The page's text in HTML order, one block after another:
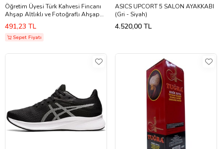
Öğretim Üyesi Türk Kahvesi Fincanı
Ahşap Altlıklı ve Fotoğraflı Ahşap
Anahtarlık Hediye Öğretmenler Günü
Hediyesi (Model 7)
491,23 TL
Sepet Fiyatı
ASICS UPCORT 5 SALON AYAKKABI
(Gri - Siyah)
4.520,00 TL